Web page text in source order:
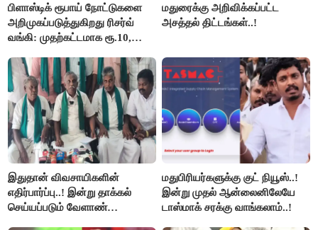
பிளாஸ்டிக் ரூபாய் நோட்டுகளை
அறிமுகப்படுத்துகிறது ரிசர்வ்
வங்கி: முதற்கட்டமாக ரூ.10,
மதுரைக்கு அறிவிக்கப்பட்ட
அசத்தல் திட்டங்கள்..!
இதுதான் விவசாயிகளின்
எதிர்பார்ப்பு..! இன்று தாக்கல்
செய்யப்படும் வேளாண்
மதுபிரியர்களுக்கு குட் நியூஸ்..!
இன்று முதல் ஆன்லைனிலேயே
டாஸ்மாக் சரக்கு வாங்கலாம்..!